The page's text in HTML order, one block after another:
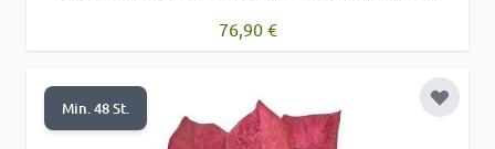
76,90 €
Min. 48 St. Zur